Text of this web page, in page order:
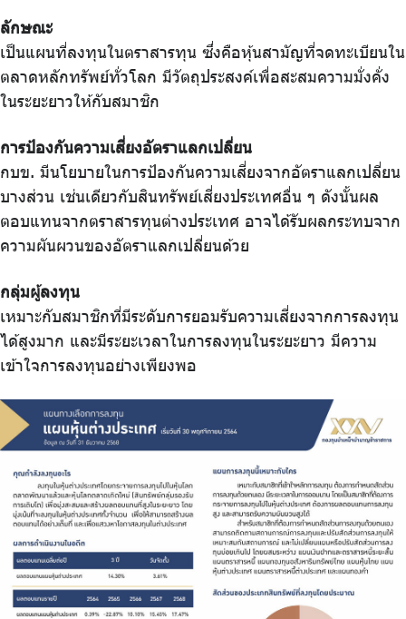
ลักษณะ
เป็นแผนที่ลงทุนในตราสารทุน ซึ่งคือหุ้นสามัญที่จดทะเบียนใน
ตลาดหลักทรัพย์ทั่วโลก มีวัตถุประสงค์เพื่อสะสมความมั่งคั่ง
ในระยะยาวให้กับสมาชิก
การป้องกันความเสี่ยงอัตราแลกเปลี่ยน
กบข. มีนโยบายในการป้องกันความเสี่ยงจากอัตราแลกเปลี่ยน
บางส่วน เช่นเดียวกับสินทรัพย์เสี่ยงประเทศอื่น ๆ ดังนั้นผล
ตอบแทนจากตราสารทุนต่างประเทศ อาจได้รับผลกระทบจาก
ความผันผวนของอัตราแลกเปลี่ยนด้วย
กลุ่มผู้ลงทุน
เหมาะกับสมาชิกที่มีระดับการยอมรับความเสี่ยงจากการลงทุน
ได้สูงมาก และมีระยะเวลาในการลงทุนในระยะยาว มีความ
เข้าใจการลงทุนอย่างเพียงพอ